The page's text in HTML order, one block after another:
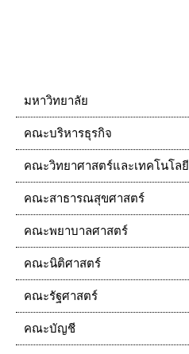
มหาวิทยาลัย
คณะบริหารธุรกิจ
คณะวิทยาศาสตร์และเทคโนโลยี
คณะสาธารณสุขศาสตร์
คณะพยาบาลศาสตร์
คณะนิติศาสตร์
คณะรัฐศาสตร์
คณะบัญชี